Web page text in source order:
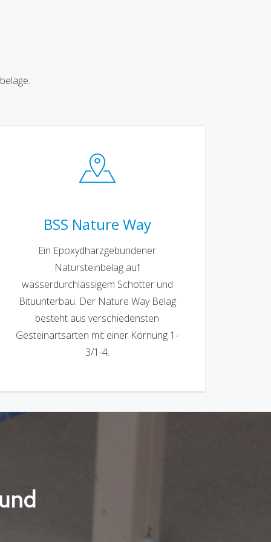
BSS Nature Way
Ein Epoxydharzgebundener
Natursteinbelag auf
wasserdurchlässigem Schotter und
Bituunterbau. Der Nature Way Belag
besteht aus verschiedensten
Gesteinartsarten mit einer Körnung 1-
3/1-4.